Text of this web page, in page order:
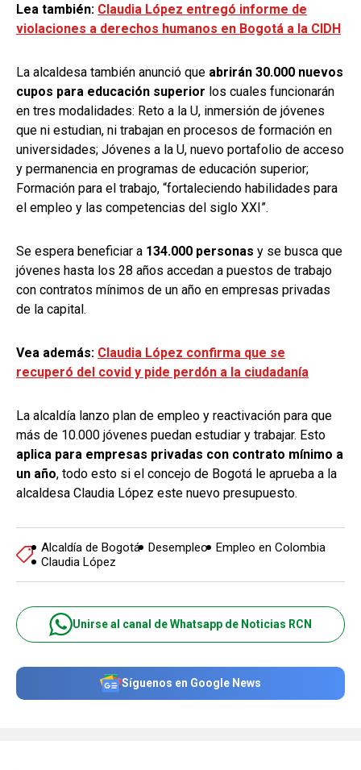
Lea también: Claudia López entregó informe de
violaciones a derechos humanos en Bogotá a la CIDH
La alcaldesa también anunció que abrirán 30.000 nuevos
cupos para educación superior los cuales funcionarán
en tres modalidades: Reto a la U, inmersión de jóvenes
que ni estudian, ni trabajan en procesos de formación en
universidades; Jóvenes a la U, nuevo portafolio de acceso
y permanencia en programas de educación superior;
Formación para el trabajo, “fortaleciendo habilidades para
el empleo y las competencias del siglo XXI”.
Se espera beneficiar a 134.000 personas y se busca que
jóvenes hasta los 28 años accedan a puestos de trabajo
con contratos mínimos de un año en empresas privadas
de la capital.
Vea además: Claudia López confirma que se
recuperó del covid y pide perdón a la ciudadanía
La alcaldía lanzo plan de empleo y reactivación para que
más de 10.000 jóvenes puedan estudiar y trabajar. Esto
aplica para empresas privadas con contrato mínimo a
un año, todo esto si el concejo de Bogotá le aprueba a la
alcaldesa Claudia López este nuevo presupuesto.
Alcaldía de Bogotá Desempleo Empleo en Colombia
Claudia López
Unirse al canal de Whatsapp de Noticias RCN
Síguenos en Google News